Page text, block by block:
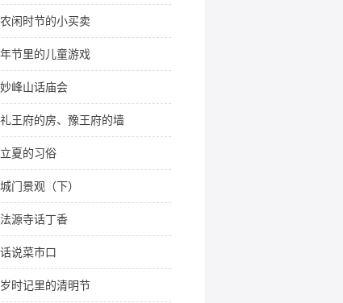
农闲时节的小买卖
年节里的儿童游戏
妙峰山话庙会
礼王府的房、豫王府的墙
立夏的习俗
城门景观（下）
法源寺话丁香
话说菜市口
岁时记里的清明节